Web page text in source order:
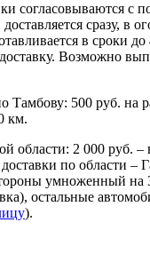
согласовываются с
сразу, в
в сроки
Возможно
Тамбову: 500 руб. на
км.
области: 2 000 руб. –
по области –
умноженный на
остальные
).